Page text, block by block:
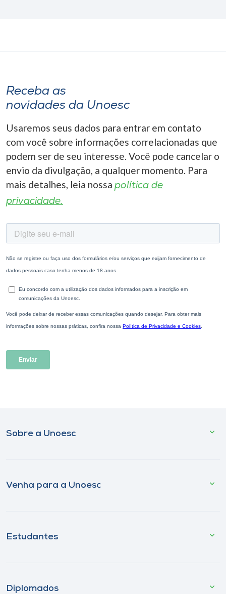
Receba as
novidades da Unoesc
Usaremos seus dados para entrar em contato
com você sobre informações correlacionadas que
podem ser de seu interesse. Você pode cancelar o
envio da divulgação, a qualquer momento. Para
mais detalhes, leia nossa política de
privacidade.
Sobre a Unoesc
Venha para a Unoesc
Estudantes
Diplomados